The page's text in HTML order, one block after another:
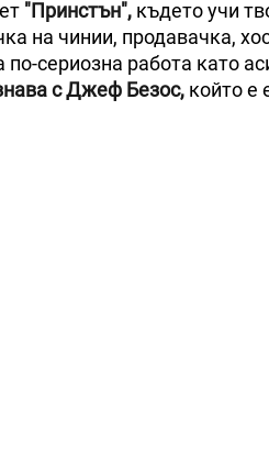
"Принстън", където учи
на чинии, продавачка,
сериозна работа като
с Джеф Безос, който е